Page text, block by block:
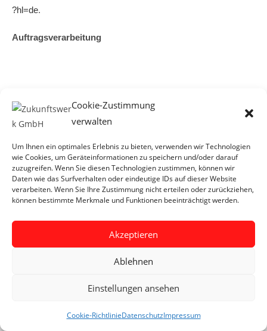
Cookie-Zustimmung
verwalten
Um Ihnen ein optimales Erlebnis zu bieten, verwenden wir Technologien
wie Cookies, um Geräteinformationen zu speichern und/oder darauf
zuzugreifen. Wenn Sie diesen Technologien zustimmen, können wir
Daten wie das Surfverhalten oder eindeutige IDs auf dieser Website
verarbeiten. Wenn Sie Ihre Zustimmung nicht erteilen oder zurückziehen,
können bestimmte Merkmale und Funktionen beeinträchtigt werden.
Akzeptieren
Ablehnen
Einstellungen ansehen
Cookie-RichtlinieDatenschutzImpressum
?hl=de.
Auftragsverarbeitung
abgeschlossen und setzen die strengen Vorgaben der
deutschen Datenschutzbehörden bei der Nutzung von Google
Gesellschafter
Telefon: